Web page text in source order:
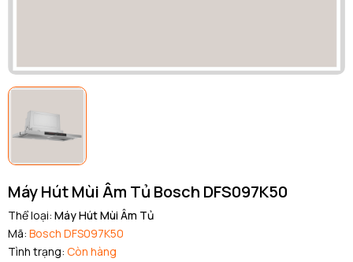
Máy Hút Mùi Âm Tủ Bosch DFS097K50
Thể loại: Máy Hút Mùi Âm Tủ
Mã: Bosch DFS097K50
Tình trạng: Còn hàng